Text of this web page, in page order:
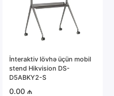
İnteraktiv lövhə üçün mobil
stend Hikvision DS-
D5ABKY2-S
0.00 ₼